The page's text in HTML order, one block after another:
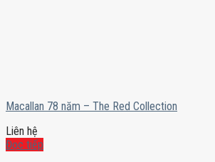
Macallan 78 năm – The Red Collection
Liên hệ
Đọc tiếp